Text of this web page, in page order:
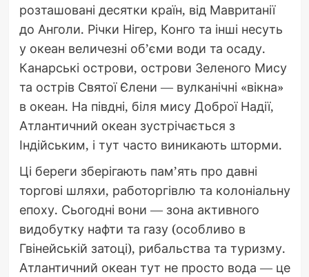
розташовані десятки країн, від Мавританії
до Анголи. Річки Нігер, Конго та інші несуть
у океан величезні об’єми води та осаду.
Канарські острови, острови Зеленого Мису
та острів Святої Єлени — вулканічні «вікна»
в океан. На півдні, біля мису Доброї Надії,
Атлантичний океан зустрічається з
Індійським, і тут часто виникають шторми.
Ці береги зберігають пам’ять про давні
торгові шляхи, работоргівлю та колоніальну
епоху. Сьогодні вони — зона активного
видобутку нафти та газу (особливо в
Гвінейській затоці), рибальства та туризму.
Атлантичний океан тут не просто вода — це